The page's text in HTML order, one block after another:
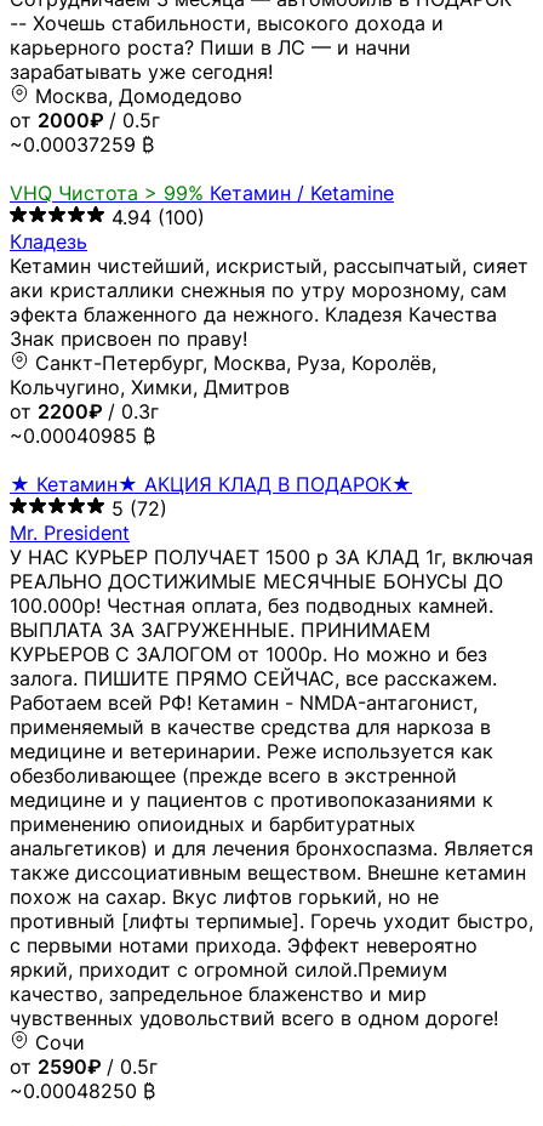
-- Хочешь стабильности, высокого дохода и
карьерного роста? Пиши в ЛС — и начни
зарабатывать уже сегодня!
Москва, Домодедово
от 2000₽ / 0.5г
~0.00037259 ₿
VHQ Чистота > 99% Кетамин / Ketamine
4.94 (100)
Кладезь
Кетамин чистейший, искристый, рассыпчатый, сияет
аки кристаллики снежныя по утру морозному, сам
эфекта блаженного да нежного. Кладезя Качества
Знак присвоен по праву!
Санкт-Петербург, Москва, Руза, Королёв,
Кольчугино, Химки, Дмитров
от 2200₽ / 0.3г
~0.00040985 ₿
★ Кетамин★ АКЦИЯ КЛАД В ПОДАРОК★
5 (72)
Mr. President
У НАС КУРЬЕР ПОЛУЧАЕТ 1500 р ЗА КЛАД 1г, включая
РЕАЛЬНО ДОСТИЖИМЫЕ МЕСЯЧНЫЕ БОНУСЫ ДО
100.000р! Честная оплата, без подводных камней.
ВЫПЛАТА ЗА ЗАГРУЖЕННЫЕ. ПРИНИМАЕМ
КУРЬЕРОВ С ЗАЛОГОМ от 1000р. Но можно и без
залога. ПИШИТЕ ПРЯМО СЕЙЧАС, все расскажем.
Работаем всей РФ! Кетамин - NMDA-антагонист,
применяемый в качестве средства для наркоза в
медицине и ветеринарии. Реже используется как
обезболивающее (прежде всего в экстренной
медицине и у пациентов с противопоказаниями к
применению опиоидных и барбитуратных
анальгетиков) и для лечения бронхоспазма. Является
также диссоциативным веществом. Внешне кетамин
похож на сахар. Вкус лифтов горький, но не
противный [лифты терпимые]. Горечь уходит быстро,
с первыми нотами прихода. Эффект невероятно
яркий, приходит с огромной силой.Премиум
качество, запредельное блаженство и мир
чувственных удовольствий всего в одном дороге!
Сочи
от 2590₽ / 0.5г
~0.00048250 ₿